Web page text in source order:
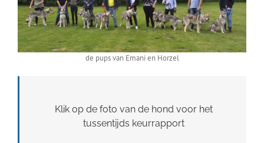
de pups van Emani en Horzel
Klik op de foto van de hond voor het
tussentijds keurrapport